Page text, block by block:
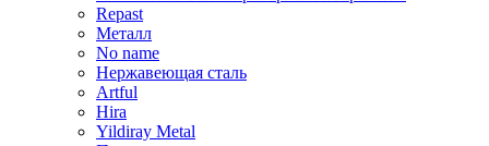
Repast
Металл
No name
Нержавеющая сталь
Artful
Hira
Yildiray Metal